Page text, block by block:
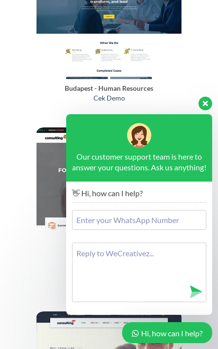
Budapest - Human Resources
Cek Demo
Brussels - Forex Consulting
Cek Demo
Our customer support team is here to
answer your questions. Ask us anything!
👋 Hi, how can I help?
Hi, how can I help?